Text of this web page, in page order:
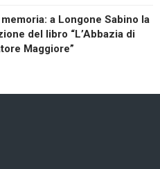
a Longone Sabino la
del libro “L’Abbazia di
Maggiore”